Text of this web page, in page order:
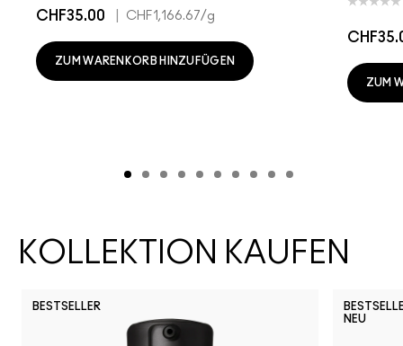
CHF35.00 CHF1,166.67/g
ZUM WARENKORB HINZUFÜGEN
ZUM
KOLLEKTION KAUFEN
BESTSELLER
NEU